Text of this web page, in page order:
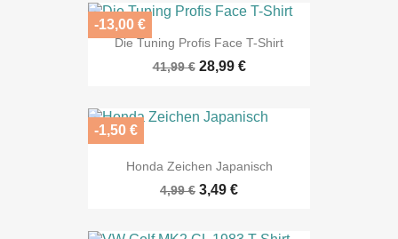
Die Tuning Profis Face T-Shirt
41,99 € 28,99 €
-13,00 €
Honda Zeichen Japanisch
4,99 € 3,49 €
-1,50 €